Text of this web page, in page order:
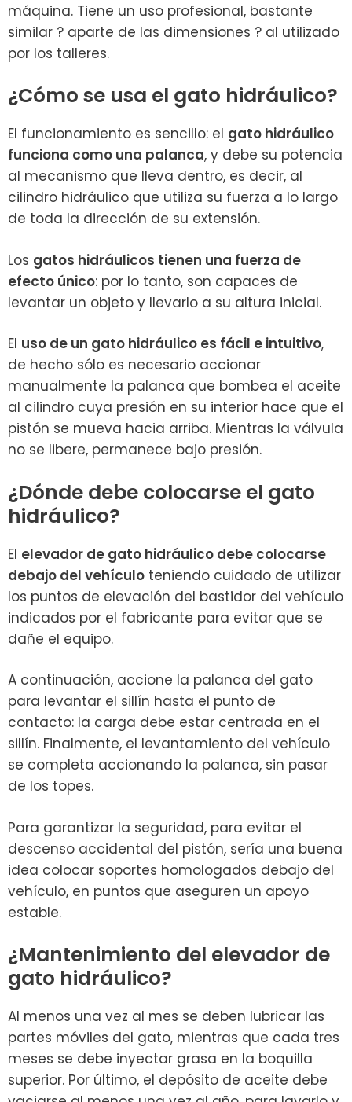
máquina. Tiene un uso profesional, bastante
similar ? aparte de las dimensiones ? al utilizado
por los talleres.
¿Cómo se usa el gato hidráulico?
El funcionamiento es sencillo: el gato hidráulico
funciona como una palanca, y debe su potencia
al mecanismo que lleva dentro, es decir, al
cilindro hidráulico que utiliza su fuerza a lo largo
de toda la dirección de su extensión.
Los gatos hidráulicos tienen una fuerza de
efecto único: por lo tanto, son capaces de
levantar un objeto y llevarlo a su altura inicial.
El uso de un gato hidráulico es fácil e intuitivo,
de hecho sólo es necesario accionar
manualmente la palanca que bombea el aceite
al cilindro cuya presión en su interior hace que el
pistón se mueva hacia arriba. Mientras la válvula
no se libere, permanece bajo presión.
¿Dónde debe colocarse el gato
hidráulico?
El elevador de gato hidráulico debe colocarse
debajo del vehículo teniendo cuidado de utilizar
los puntos de elevación del bastidor del vehículo
indicados por el fabricante para evitar que se
dañe el equipo.
A continuación, accione la palanca del gato
para levantar el sillín hasta el punto de
contacto: la carga debe estar centrada en el
sillín. Finalmente, el levantamiento del vehículo
se completa accionando la palanca, sin pasar
de los topes.
Para garantizar la seguridad, para evitar el
descenso accidental del pistón, sería una buena
idea colocar soportes homologados debajo del
vehículo, en puntos que aseguren un apoyo
estable.
¿Mantenimiento del elevador de
gato hidráulico?
Al menos una vez al mes se deben lubricar las
partes móviles del gato, mientras que cada tres
meses se debe inyectar grasa en la boquilla
superior. Por último, el depósito de aceite debe